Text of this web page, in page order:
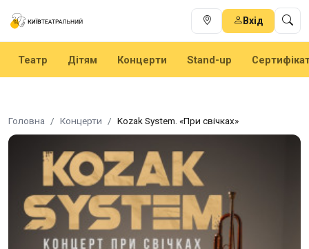
Вхід
Театр Дітям Концерти Stand-up
Головна Концерти Kozak System. «При свічках»